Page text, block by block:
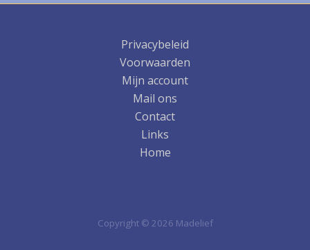
Privacybeleid
Voorwaarden
Mijn account
Mail ons
Contact
Links
Home
Copyright © 2026 Madelief